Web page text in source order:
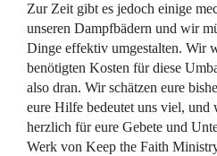
Zur Zeit gibt es jedoch einige
unseren Dampfbädern und wir
Dinge effektiv umgestalten. Wir
benötigten Kosten für diese
also dran. Wir schätzen eure
eure Hilfe bedeutet uns viel, und
herzlich für eure Gebete und
Werk von Keep the Faith